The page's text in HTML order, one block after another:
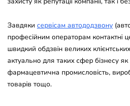
Завдяки сервісам автододзвону
професійним операторам контактні
швидкий обдзвін великих
актуально для таких сфер бізнесу
фармацевтична промисловість,
товарів тощо.